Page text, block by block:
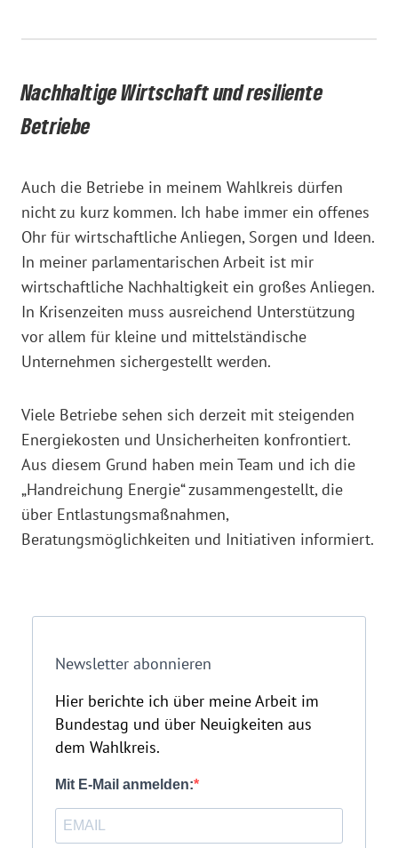
Nachhaltige Wirtschaft und resiliente
Betriebe
Auch die Betriebe in meinem Wahlkreis dürfen
nicht zu kurz kommen. Ich habe immer ein offenes
Ohr für wirtschaftliche Anliegen, Sorgen und Ideen.
In meiner parlamentarischen Arbeit ist mir
wirtschaftliche Nachhaltigkeit ein großes Anliegen.
In Krisenzeiten muss ausreichend Unterstützung
vor allem für kleine und mittelständische
Unternehmen sichergestellt werden.
Viele Betriebe sehen sich derzeit mit steigenden
Energiekosten und Unsicherheiten konfrontiert.
Aus diesem Grund haben mein Team und ich die
„Handreichung Energie“ zusammengestellt, die
über Entlastungsmaßnahmen,
Beratungsmöglichkeiten und Initiativen informiert.
Newsletter abonnieren
Hier berichte ich über meine Arbeit im
Bundestag und über Neuigkeiten aus
dem Wahlkreis.
Mit E-Mail anmelden: